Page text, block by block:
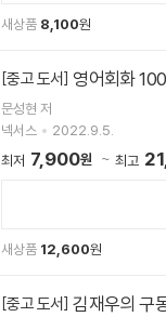
새상품 8,100원
[중고 도서] 영어회화
문성현 저
넥서스
2022.9.5.
최저 7,900원 최고
새상품 12,600원
[중고 도서] 김재우의 구